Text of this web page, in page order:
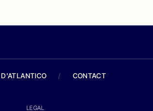
D'ATLANTICO / CONTACT
LEGAL